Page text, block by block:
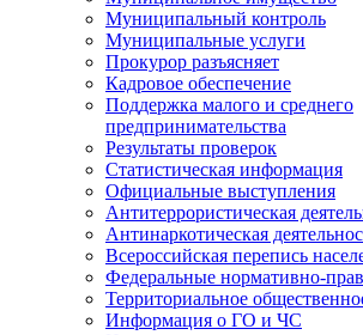
Муниципальный контроль
Муниципальные услуги
Прокурор разъясняет
Кадровое обеспечение
Поддержка малого и среднего
предпринимательства
Результаты проверок
Статистическая информация
Официальные выступления
Антитеррористическая
Антинаркотическая
Всероссийская перепись
Федеральные нормативно-
Территориальное
Информация о ГО и ЧС